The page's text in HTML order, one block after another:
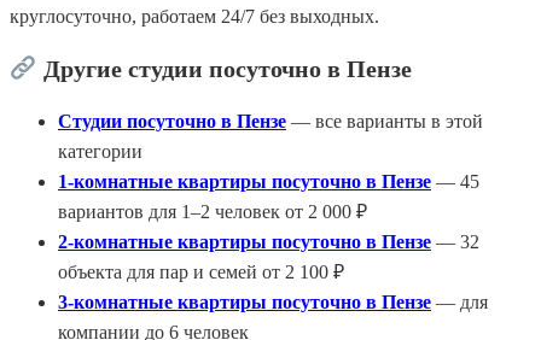
круглосуточно, работаем 24/7 без выходных.
Другие студии посуточно в Пензе
Студии посуточно в Пензе — все варианты в этой
категории
1-комнатные квартиры посуточно в Пензе — 45
вариантов для 1–2 человек от 2 000 ₽
2-комнатные квартиры посуточно в Пензе — 32
объекта для пар и семей от 2 100 ₽
3-комнатные квартиры посуточно в Пензе — для
компании до 6 человек